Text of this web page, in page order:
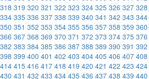
318 319 320 321 322 323 324 325 326 327 328
334 335 336 337 338 339 340 341 342 343 344
350 351 352 353 354 355 356 357 358 359 360
366 367 368 369 370 371 372 373 374 375 376
382 383 384 385 386 387 388 389 390 391 392
398 399 400 401 402 403 404 405 406 407 408
414 415 416 417 418 419 420 421 422 423 424
430 431 432 433 434 435 436 437 438 439 440